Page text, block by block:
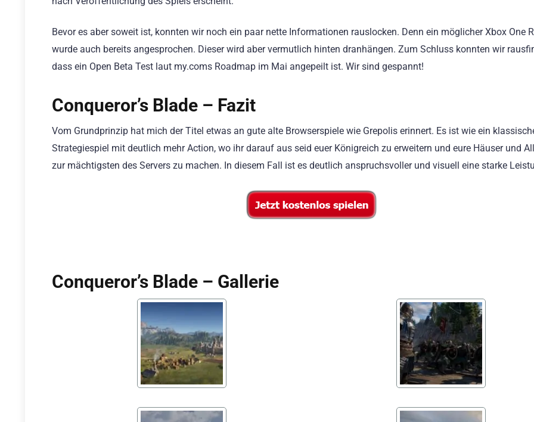
Bevor es aber soweit ist, konnten wir noch ein paar nette Informationen rauslocken. Denn ein möglicher Xbox One
wurde auch bereits angesprochen. Dieser wird aber vermutlich hinten dranhängen. Zum Schluss konnten wir
dass ein Open Beta Test laut my.coms Roadmap im Mai angepeilt ist. Wir sind gespannt!
Conqueror’s Blade – Fazit
Vom Grundprinzip hat mich der Titel etwas an gute alte Browserspiele wie Grepolis erinnert. Es ist wie ein
Strategiespiel mit deutlich mehr Action, wo ihr darauf aus seid euer Königreich zu erweitern und eure Häuser und
zur mächtigsten des Servers zu machen. In diesem Fall ist es deutlich anspruchsvoller und visuell eine starke
Conqueror’s Blade – Gallerie